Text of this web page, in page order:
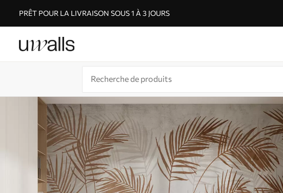
PRÊT POUR LA LIVRAISON SOUS 1 À 3 JOURS